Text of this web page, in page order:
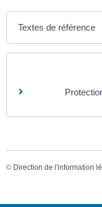
Textes de référence
© Direction de l'information